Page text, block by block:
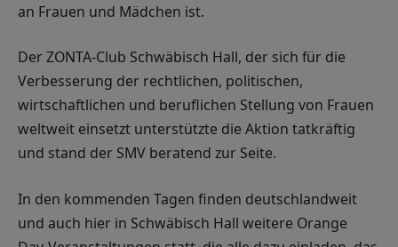
an Frauen und Mädchen ist.
Der ZONTA-Club Schwäbisch Hall, der sich für die
Verbesserung der rechtlichen, politischen,
wirtschaftlichen und beruflichen Stellung von Frauen
weltweit einsetzt unterstützte die Aktion tatkräftig
und stand der SMV beratend zur Seite.
In den kommenden Tagen finden deutschlandweit
und auch hier in Schwäbisch Hall weitere Orange